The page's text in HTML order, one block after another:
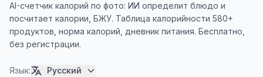
AI-счетчик калорий по фото: ИИ определит блюдо и
посчитает калории, БЖУ. Таблица калорийности 580+
продуктов, норма калорий, дневник питания. Бесплатно,
без регистрации.
Язык: Русский